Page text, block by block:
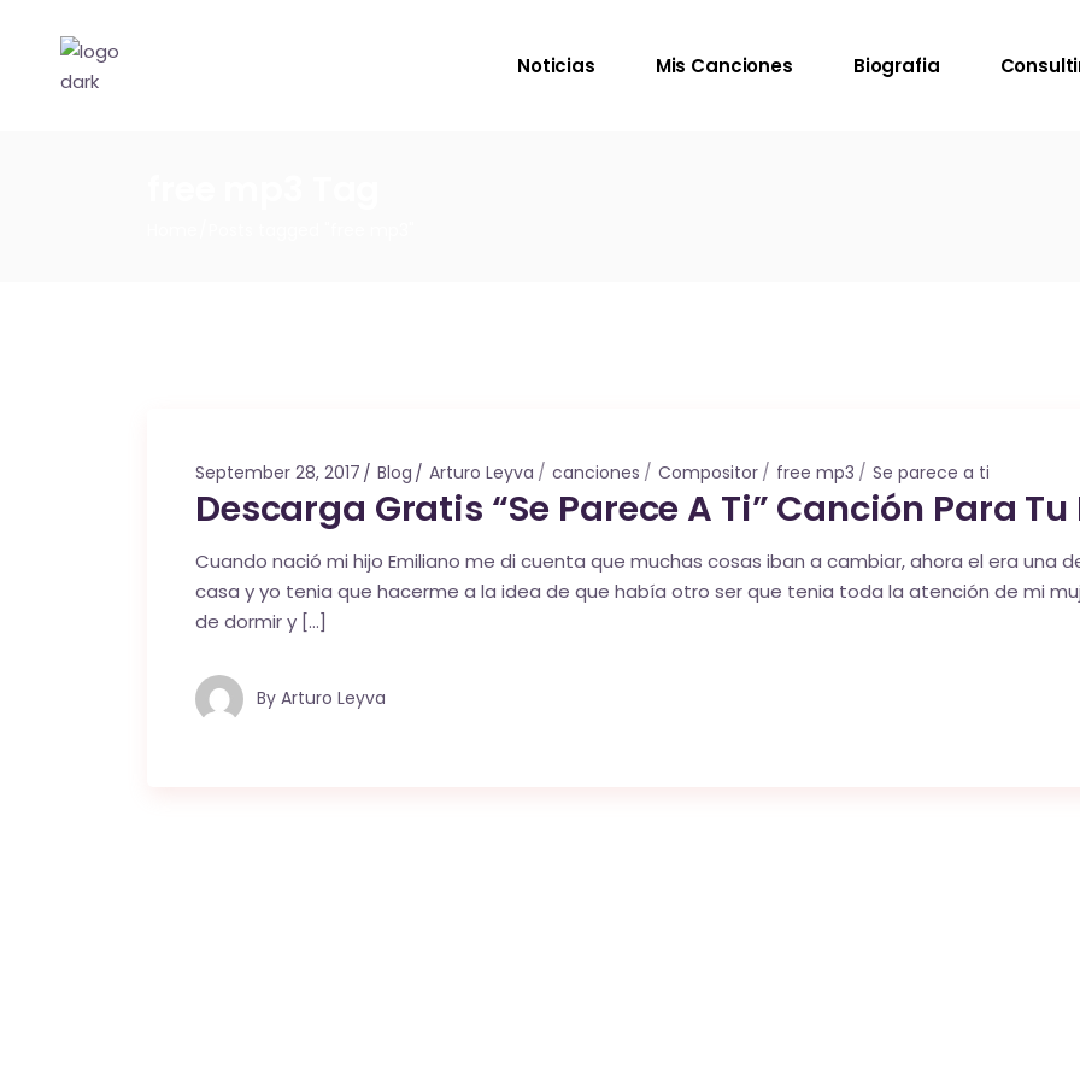
Noticias Mis Canciones Biografia
September 28, 2017 Blog Arturo Leyva canciones Compositor free mp3 Se parece a ti
Descarga Gratis “Se Parece A Ti” Canción Para Tu
Cuando nació mi hijo Emiliano me di cuenta que muchas cosas iban a cambiar, ahora el era una
casa y yo tenia que hacerme a la idea de que había otro ser que tenia toda la atención de mi
de dormir y […]
By Arturo Leyva